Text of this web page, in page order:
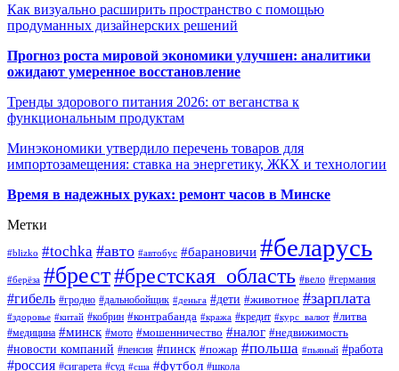
Как визуально расширить пространство с помощью
продуманных дизайнерских решений
Прогноз роста мировой экономики улучшен: аналитики
ожидают умеренное восстановление
Тренды здорового питания 2026: от веганства к
функциональным продуктам
Минэкономики утвердило перечень товаров для
импортозамещения: ставка на энергетику, ЖКХ и технологии
Время в надежных руках: ремонт часов в Минске
Метки
#blizko #tochka #авто #автобус #барановичи #беларусь
#берёза #брест#брестская_область #вело #германия
#гибель #гродно #дальнобойщик #деньга #дети #животное #зарплата
#здоровье #китай #кобрин #контрабанда #кража #кредит #курс_валют #литва
#медицина #минск #мото #мошенничество #налог #недвижимость
#новости компаний #пенсия #пинск #пожар #польша #пьяный #работа
#россия #сигарета #суд #сша #футбол #школа